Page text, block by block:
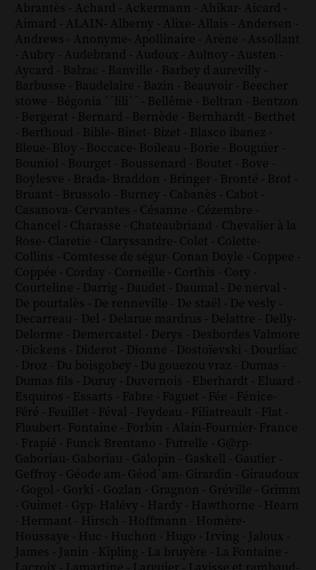
Abrantès - Achard - Ackermann - Ahikar- Aicard -
Aimard - ALAIN- Alberny - Alixe- Allais - Andersen -
Andrews - Anonyme- Apollinaire - Arène - Assollant
- Aubry - Audebrand - Audoux - Aulnoy - Austen -
Aycard - Balzac - Banville - Barbey d aurevilly -
Barbusse - Baudelaire - Bazin - Beauvoir - Beecher
stowe - Bégonia ´´lili´´ - Bellême - Beltran - Bentzon
- Bergerat - Bernard - Bernède - Bernhardt - Berthet
- Berthoud - Bible- Binet- Bizet - Blasco ibanez -
Bleue- Bloy - Boccace- Boileau - Borie - Bouguier -
Bouniol - Bourget - Boussenard - Boutet - Bove -
Boylesve - Brada- Braddon - Bringer - Brontë - Brot -
Bruant - Brussolo - Burney - Cabanès - Cabot -
Casanova- Cervantes - Césanne - Cézembre -
Chancel - Charasse - Chateaubriand - Chevalier à la
Rose- Claretie - Claryssandre- Colet - Colette-
Collins - Comtesse de ségur- Conan Doyle - Coppee -
Coppée - Corday - Corneille - Corthis - Cory -
Courteline - Darrig - Daudet - Daumal - De nerval -
De pourtalès - De renneville - De staël - De vesly -
Decarreau - Del - Delarue mardrus - Delattre - Delly-
Delorme - Demercastel - Derys - Desbordes Valmore
- Dickens - Diderot - Dionne - Dostoïevski - Dourliac
- Droz - Du boisgobey - Du gouezou vraz - Dumas -
Dumas fils - Duruy - Duvernois - Eberhardt - Eluard -
Esquiros - Essarts - Fabre - Faguet - Fée - Fénice-
Féré - Feuillet - Féval - Feydeau - Filiatreault - Flat -
Flaubert- Fontaine - Forbin - Alain-Fournier- France
- Frapié - Funck Brentano - Futrelle - G@rp-
Gaboriau- Gaboriau - Galopin - Gaskell - Gautier -
Geffroy - Géode am- Géod´am- Girardin - Giraudoux
- Gogol - Gorki - Gozlan - Gragnon - Gréville - Grimm
- Guimet - Gyp- Halévy - Hardy - Hawthorne - Hearn
- Hermant - Hirsch - Hoffmann - Homère-
Houssaye - Huc - Huchon - Hugo - Irving - Jaloux -
James - Janin - Kipling - La bruyère - La Fontaine -